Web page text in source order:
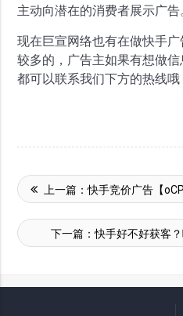
主动向潜在的消费者展示广告
现在巨宣网络也有在做快手
较多的，广告主如果有想做
都可以联系我们下方的热线哦
上一篇：快手竞价广告【
下一篇：快手好不好获客